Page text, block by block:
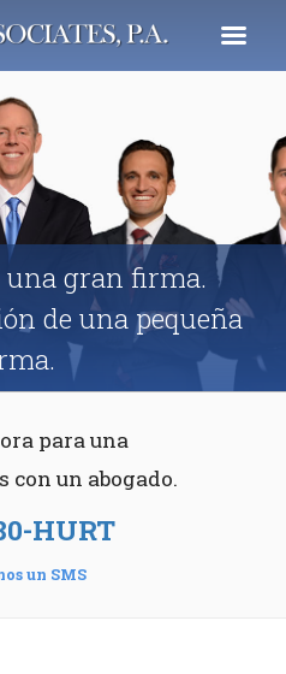
una gran firma.
de una pequeña
para una
con un abogado.
HURT
un SMS